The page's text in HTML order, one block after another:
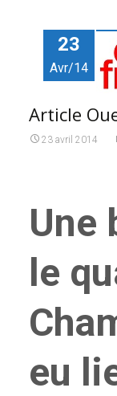
23
Avr/14
Article
23 avril 2014
Une
le
eu